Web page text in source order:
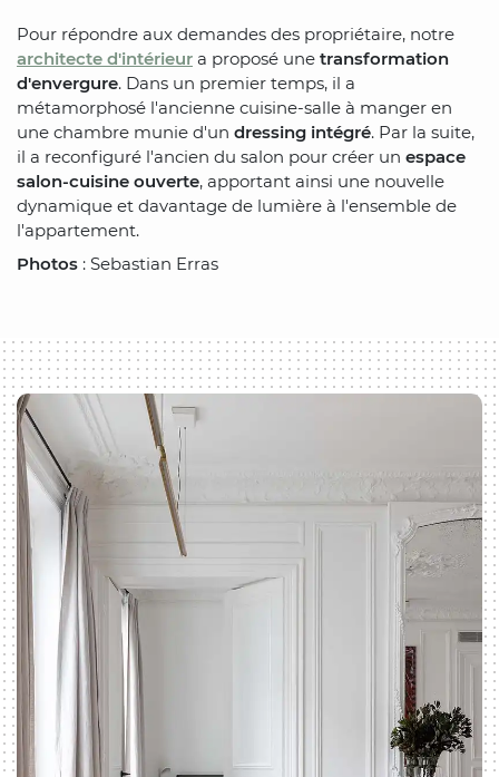
Pour répondre aux demandes des propriétaire, notre
architecte d'intérieur a proposé une transformation
d'envergure. Dans un premier temps, il a
métamorphosé l'ancienne cuisine-salle à manger en
une chambre munie d'un dressing intégré. Par la suite,
il a reconfiguré l'ancien du salon pour créer un espace
salon-cuisine ouverte, apportant ainsi une nouvelle
dynamique et davantage de lumière à l'ensemble de
l'appartement.
Photos : Sebastian Erras